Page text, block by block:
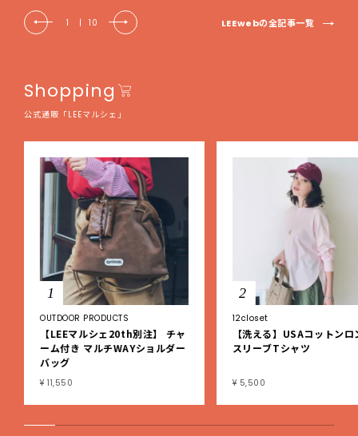
1 | 10 LEEwebの全記事一覧
Shopping
公式通販「LEEマルシェ」
1
OUTDOOR PRODUCTS
【LEEマルシェ20th別注】 チャ
ーム付き マルチWAYショルダー
バッグ
¥ 11,550
2
12closet
【洗える】USAコットンロ
スリーブTシャツ
¥ 5,500